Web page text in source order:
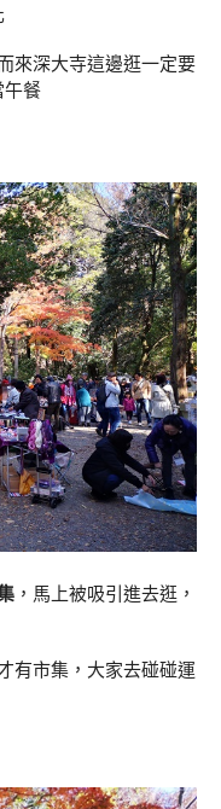
來深大寺這邊逛一定要
午餐
，馬上被吸引進去逛，
有市集，大家去碰碰運